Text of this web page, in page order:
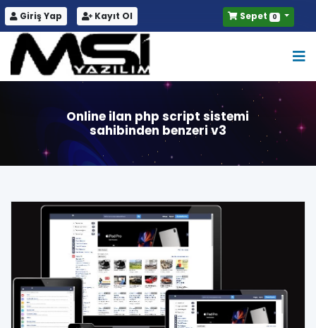
Giriş Yap Kayıt Ol Sepet 0
Online ilan php script sistemi
sahibinden benzeri v3